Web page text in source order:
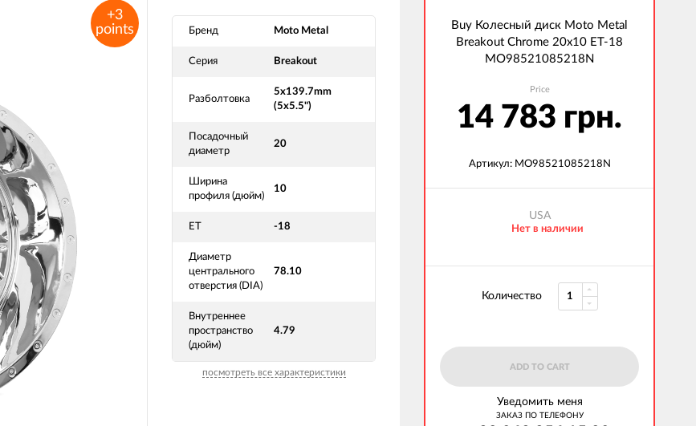
+3
points
Бренд Moto Metal
Серия Breakout
Разболтовка
5x139.7mm
(5x5.5")
Посадочный
диаметр
20
Ширина
профиля (дюйм)
10
ET -18
Диаметр
центрального
отверстия (DIA)
78.10
Внутреннее
пространство
(дюйм)
4.79
посмотреть все характеристики
Buy Колесный диск Moto Metal
Breakout Chrome 20x10 ET-18
MO98521085218N
Price
14 783 грн.
Артикул: MO98521085218N
USA
Нет в наличии
Количество
ADD TO CART
Уведомить меня
ЗАКАЗ ПО ТЕЛЕФОНУ